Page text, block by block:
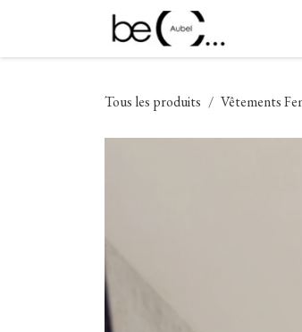
Se rendre au contenu
Tous les produits Vêtements